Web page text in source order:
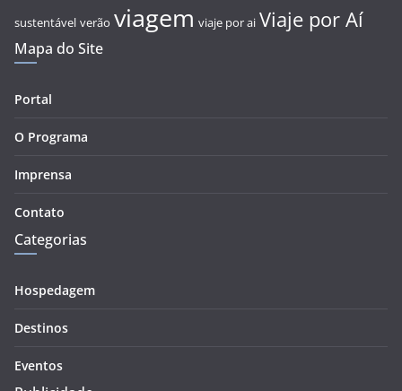
sustentável verão viagem viaje por ai Viaje por Aí
Mapa do Site
Portal
O Programa
Imprensa
Contato
Categorias
Hospedagem
Destinos
Eventos